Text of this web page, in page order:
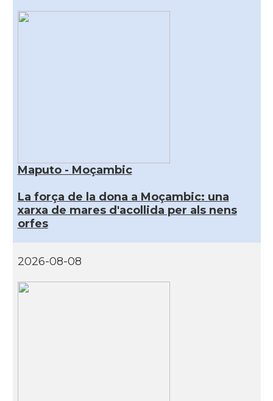
Maputo - Moçambic
La força de la dona a Moçambic: una
xarxa de mares d'acollida per als nens
orfes
2026-08-08